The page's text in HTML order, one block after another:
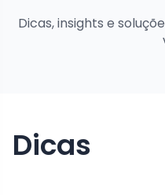
Dicas, insights e
Dicas